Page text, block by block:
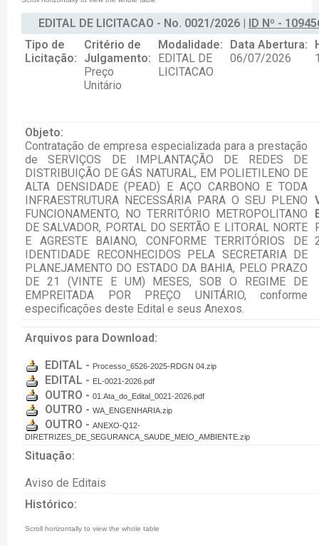
EDITAL DE LICITACAO - No. 0021/2026 |
ID Nº -
Tipo de
Licitação:
Critério de
Julgamento:
Preço
Unitário
Modalidade:
EDITAL DE
LICITACAO
Data Abertura:
06/07/2026
Objeto:
Contratação de empresa especializada para a prestação
de SERVIÇOS DE IMPLANTAÇÃO DE REDES DE
DISTRIBUIÇÃO DE GÁS NATURAL, EM POLIETILENO DE
ALTA DENSIDADE (PEAD) E AÇO CARBONO E TODA
INFRAESTRUTURA NECESSÁRIA PARA O SEU PLENO
FUNCIONAMENTO, NO TERRITÓRIO METROPOLITANO
DE SALVADOR, PORTAL DO SERTÃO E LITORAL NORTE
E AGRESTE BAIANO, CONFORME TERRITÓRIOS DE
IDENTIDADE RECONHECIDOS PELA SECRETARIA DE
PLANEJAMENTO DO ESTADO DA BAHIA, PELO PRAZO
DE 21 (VINTE E UM) MESES, SOB O REGIME DE
EMPREITADA POR PREÇO UNITÁRIO, conforme
especificações deste Edital e seus Anexos.
Arquivos para Download:
EDITAL - Processo_6526-2025-RDGN 04.zip
EDITAL - EL-0021-2026.pdf
OUTRO - 01.Ata_do_Edital_0021-2026.pdf
OUTRO - WA_ENGENHARIA.zip
OUTRO - ANEXO-Q12-
DIRETRIZES_DE_SEGURANCA_SAUDE_MEIO_AMBIENTE.zip
Situação:
Aviso de Editais
Histórico: